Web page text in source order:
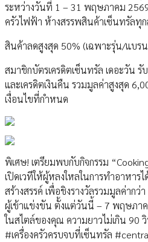
ระหว่างวันที่ 1 – 31 พฤษภาคม 2569
ครัวไฟฟ้า ห้างสรรพสินค้าเซ็นทรัลทุ
สินค้าลดสูงสุด 50% (เฉพาะรุ่น/แบร
สมาชิกบัตรเครดิตเซ็นทรัล เดอะวัน
และเครดิตเงินคืน รวมมูลค่าสูงสุด
เงื่อนไขที่กำหนด
พิเศษ! เตรียมพบกับกิจกรรม
เปิดเวทีให้ผู้หลงใหลในการทำอาหาร
สร้างสรรค์ เพื่อชิงรางวัลรวมมูลค่าก
ผู้เข้าแข่งขัน ตั้งแต่วันนี้ – 7 พฤษภา
ในสไตล์ของคุณ ความยาวไม่เกิน
#เครื่องครัวครบจบที่เซ็นทรัล